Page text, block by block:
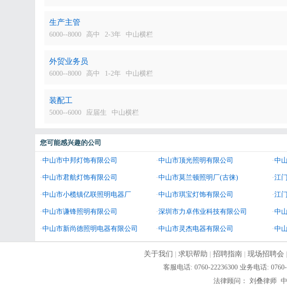
生产主管
6000--8000
高中 2-3年 中山横栏
外贸业务员
6000--8000
高中 1-2年 中山横栏
装配工
5000--6000
应届生 中山横栏
您可能感兴趣的公司
·中山市中邦灯饰有限公司 ·中山市顶光照明有限公司 ·中
·中山市君航灯饰有限公司 ·中山市莫兰顿照明厂(古徕) ·江
·中山市小榄镇亿联照明电器厂 ·中山市琪宝灯饰有限公司 ·江
·中山市谦锋照明有限公司 ·深圳市力卓伟业科技有限公司 ·中
·中山市新尚德照明电器有限公司 ·中山市灵杰电器有限公司 ·中
关于我们 | 求职帮助 | 招聘指南| 现场招聘会 |
客服电话: 0760-22236300 业务电话:
法律顾问： 刘叠律师 中